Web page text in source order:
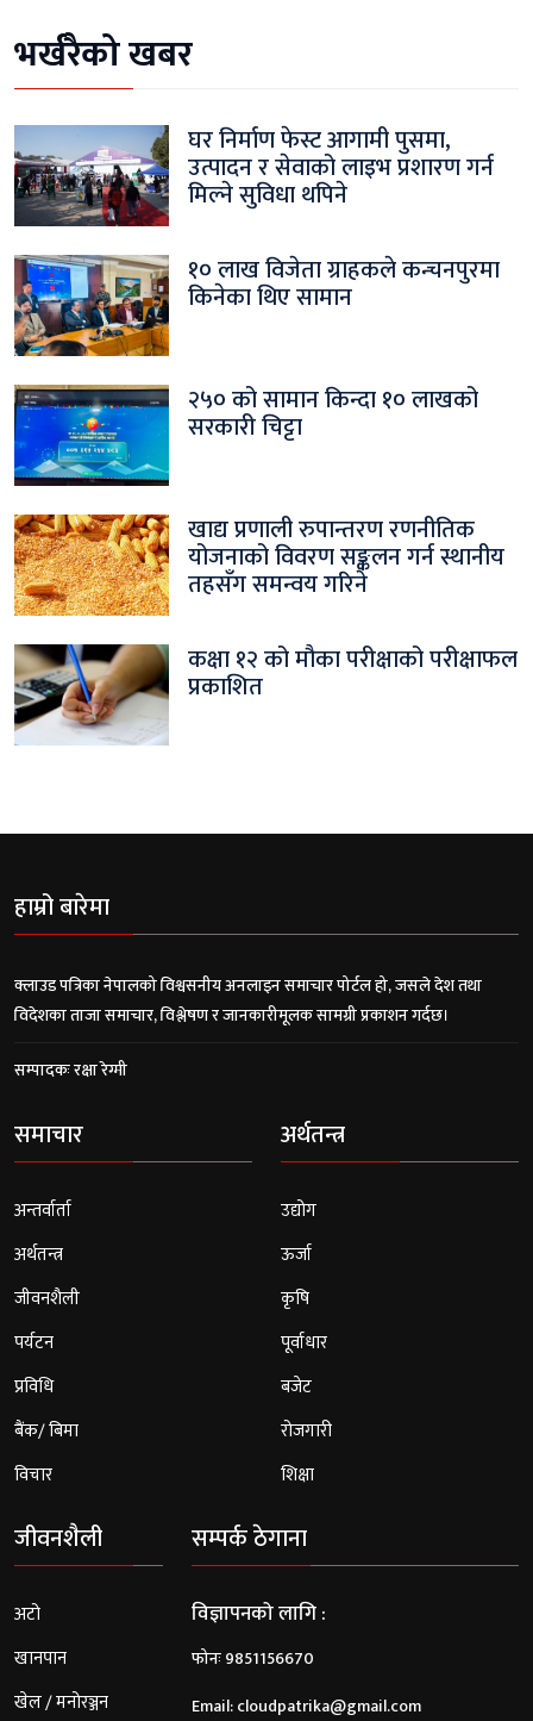
भर्खरैको खबर
घर निर्माण फेस्ट आगामी पुसमा,
उत्पादन र सेवाको लाइभ प्रशारण गर्न
मिल्ने सुविधा थपिने
१० लाख विजेता ग्राहकले कन्चनपुरमा
किनेका थिए सामान
२५० को सामान किन्दा १० लाखको
सरकारी चिट्टा
खाद्य प्रणाली रुपान्तरण रणनीतिक
योजनाको विवरण सङ्कलन गर्न स्थानीय
तहसँग समन्वय गरिने
कक्षा १२ को मौका परीक्षाको परीक्षाफल
प्रकाशित
हाम्रो बारेमा
क्लाउड पत्रिका नेपालको विश्वसनीय अनलाइन समाचार पोर्टल हो, जसले देश तथा
विदेशका ताजा समाचार, विश्लेषण र जानकारीमूलक सामग्री प्रकाशन गर्दछ।
सम्पादकः रक्षा रेग्मी
समाचार
अन्तर्वार्ता
अर्थतन्त्र
जीवनशैली
पर्यटन
प्रविधि
बैंक/ बिमा
विचार
अर्थतन्त्र
उद्योग
ऊर्जा
कृषि
पूर्वाधार
बजेट
रोजगारी
शिक्षा
जीवनशैली
अटो
खानपान
खेल / मनोरञ्जन
सम्पर्क ठेगाना
विज्ञापनको लागि :
फोनः 9851156670
Email:cloudpatrika@gmail.com